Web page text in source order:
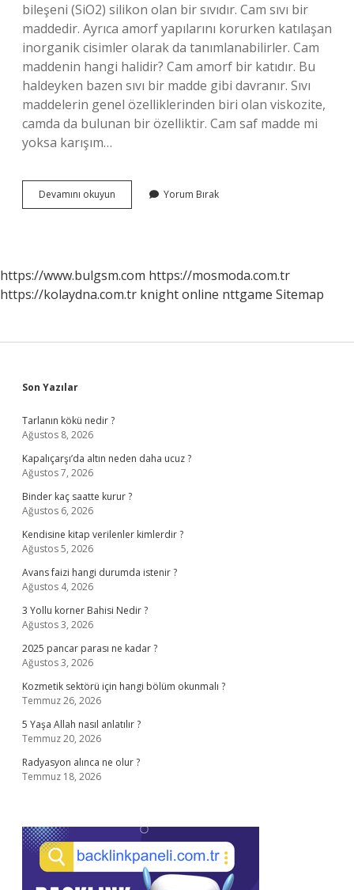
bileşeni (SiO2) silikon olan bir sıvıdır. Cam sıvı bir
maddedir. Ayrıca amorf yapılarını korurken katılaşan
inorganik cisimler olarak da tanımlanabilirler. Cam
maddenin hangi halidir? Cam amorf bir katıdır. Bu
haldeyken bazen sıvı bir madde gibi davranır. Sıvı
maddelerin genel özelliklerinden biri olan viskozite,
camda da bulunan bir özelliktir. Cam saf madde mi
yoksa karışım…
Devamını okuyun
Bir
Yorum Bırak
https://www.bulgsm.com https://mosmoda.com.tr
https://kolaydna.com.tr knight online nttgame Sitemap
Sidebar
Son Yazılar
Tarlanın kökü nedir ?
Ağustos 8, 2026
Kapalıçarşı’da altın neden daha ucuz ?
Ağustos 7, 2026
Binder kaç saatte kurur ?
Ağustos 6, 2026
Kendisine kitap verilenler kimlerdir ?
Ağustos 5, 2026
Avans faizi hangi durumda istenir ?
Ağustos 4, 2026
3 Yollu korner Bahisi Nedir ?
Ağustos 3, 2026
2025 pancar parası ne kadar ?
Ağustos 3, 2026
Kozmetik sektörü için hangi bölüm okunmalı ?
Temmuz 26, 2026
5 Yaşa Allah nasıl anlatılır ?
Temmuz 20, 2026
Radyasyon alınca ne olur ?
Temmuz 18, 2026